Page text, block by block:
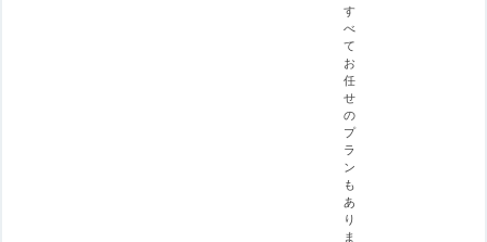
す
べ
て
お
任
せ
の
プ
ラ
ン
も
あ
り
ま